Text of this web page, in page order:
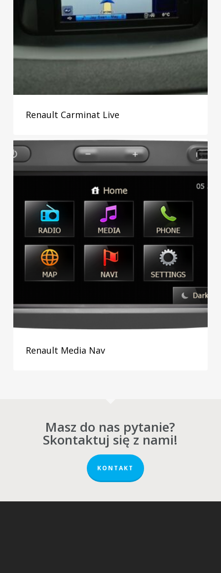
Renault Carminat Live
Renault Media Nav
Masz do nas pytanie?
Skontaktuj się z nami!
KONTAKT